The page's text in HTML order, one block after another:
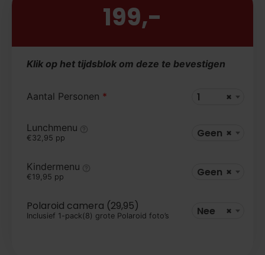
199,-
Klik op het tijdsblok om deze te bevestigen
Aantal Personen * ×
1
Lunchmenu
€32,95 pp ×
Geen
Kindermenu
€19,95 pp ×
Geen
Polaroid camera (29,95)
Inclusief 1-pack(8) grote Polaroid foto’s ×
Nee